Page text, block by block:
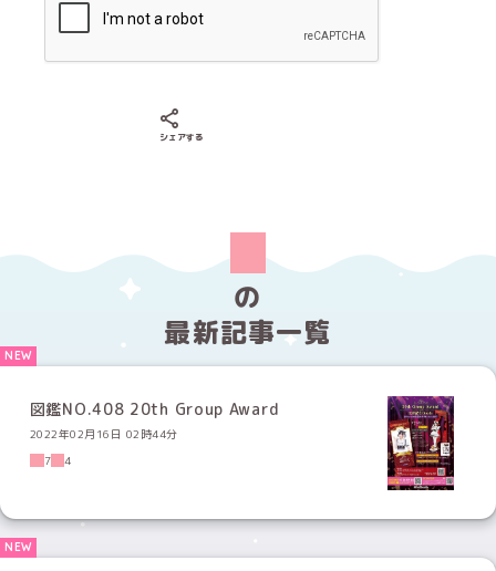
シェアする
の
最新記事一覧
図鑑NO.408 20th Group Award
2022年02月16日 02時44分
7
4